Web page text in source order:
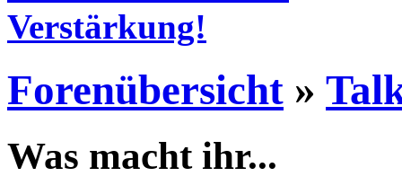
Verstärkung!
Forenübersicht »
Was macht ihr...